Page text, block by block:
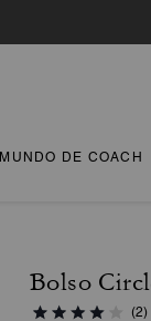
MUNDO DE COACH
Bolso
(2)